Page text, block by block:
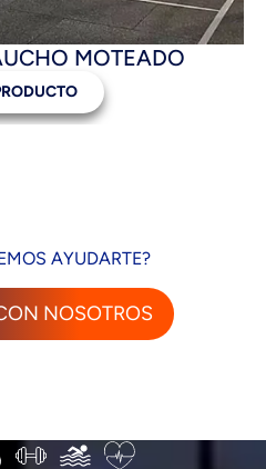
MOTEADO
AYUDARTE?
NOSOTROS